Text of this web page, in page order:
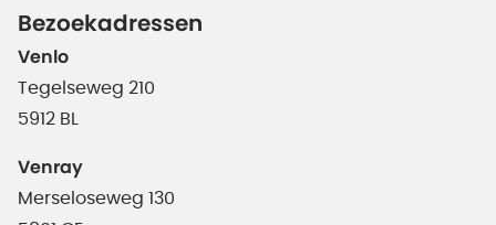
Bezoekadressen
Venlo
Tegelseweg 210
5912 BL
Venray
Merseloseweg 130